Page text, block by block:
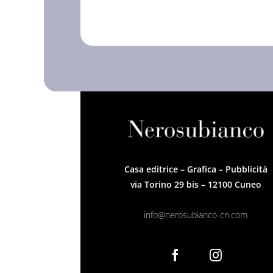
Casa editrice – Grafica – Pubblicità
via Torino 29 bis – 12100 Cuneo
info@nerosubianco-cn.com